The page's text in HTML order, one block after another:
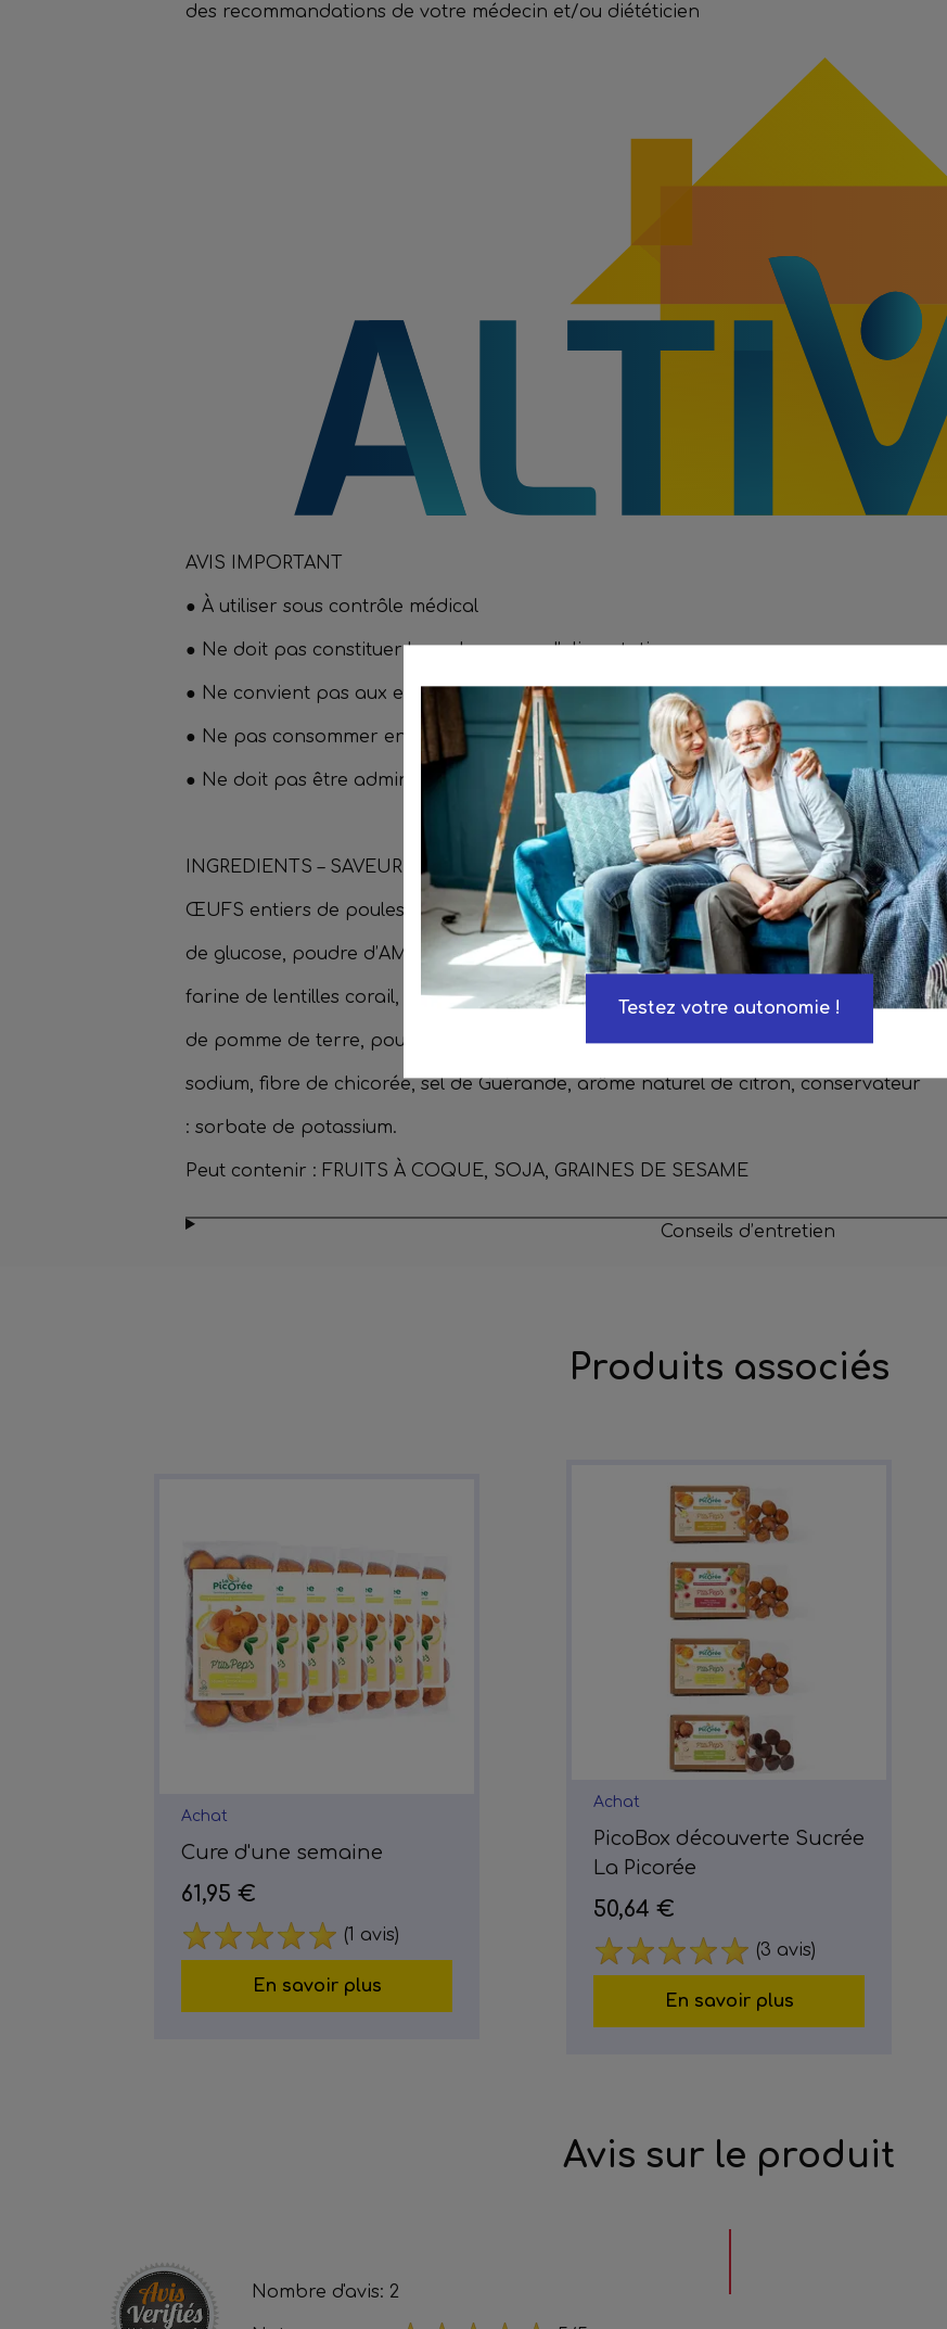
des recommandations de votre médecin et/ou diététicien
AVIS IMPORTANT
● À utiliser sous contrôle médical
● Ne doit pas constituer la seule source d’alimentation
● Ne convient pas aux enfants
● Ne pas consommer en cas de trouble de la déglutition sévère
● Ne doit pas être administré par voie parentérale
INGREDIENTS – SAVEUR CITRON AMANDE
ŒUFS entiers de poules élevées en plein air, huile de colza, miel, sucre, sirop
de glucose, poudre d’AMANDES 5%, gluten de BLÉ, protéines de BLÉ solubilisées,
farine de lentilles corail, protéines de LAIT, stabilisant : glycérol, farine de BLÉ, fécule
de pomme de terre, poudres à lever : tartrates de potassium - carbonates de
sodium, fibre de chicorée, sel de Guérande, arôme naturel de citron, conservateur
: sorbate de potassium.
Peut contenir : FRUITS À COQUE, SOJA, GRAINES DE SESAME
Conseils d’entretien
Produits associés
Achat
Cure d'une semaine
61,95 €
(1 avis)
En savoir plus
Achat
PicoBox découverte Sucrée
La Picorée
50,64 €
(3 avis)
En savoir plus
Avis sur le produit
Nombre d'avis: 2
Testez votre autonomie !